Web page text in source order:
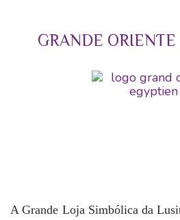
GRANDE
A Grande Loja Simbólica da